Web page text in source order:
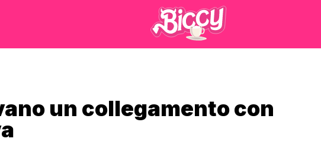
un collegamento con